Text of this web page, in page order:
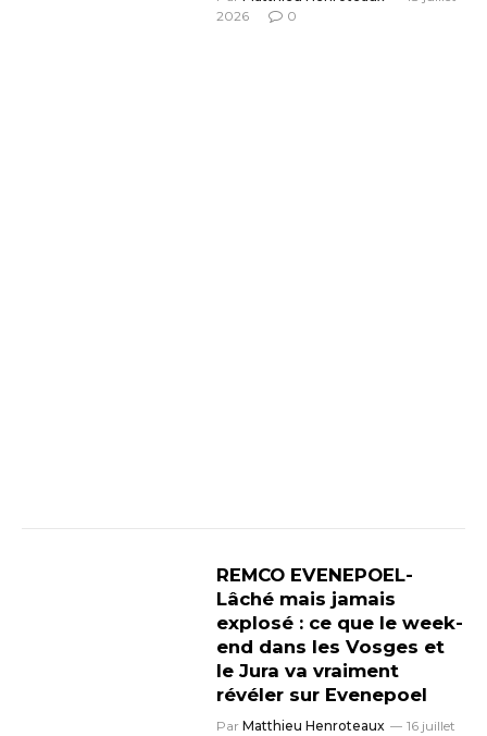
2026
0
REMCO EVENEPOEL-
Lâché mais jamais
explosé : ce que le week-
end dans les Vosges et
le Jura va vraiment
révéler sur Evenepoel
Par Matthieu Henroteaux
16 juillet